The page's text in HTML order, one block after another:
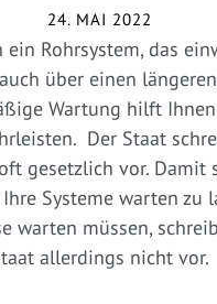
24. MAI 2022
ein Rohrsystem, das
über einen
Wartung hilft
Der Staat
gesetzlich vor. Damit
Systeme warten zu
warten müssen,
allerdings nicht vor.